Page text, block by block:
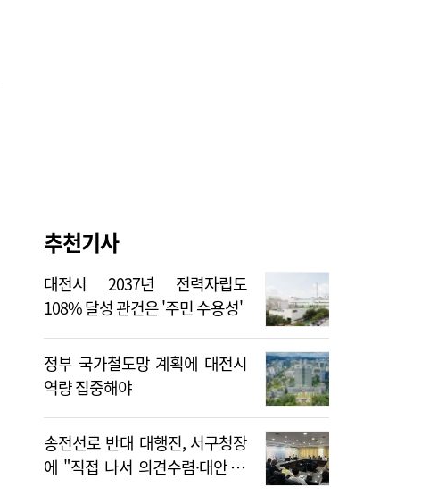
추천기사
대전시 2037년 전력자립도
108% 달성 관건은 '주민 수용성'
정부 국가철도망 계획에 대전시
역량 집중해야
송전선로 반대 대행진, 서구청장
에 "직접 나서 의견수렴·대안 제